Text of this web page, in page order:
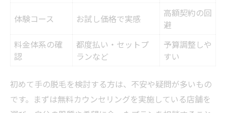
体験コース お試し価格で実感
高額契約の回
避
料金体系の確
認
都度払い・セットプ
ランなど
予算調整しや
すい
初めて手の脱毛を検討する方は、不安や疑問が多いもの
です。まずは無料カウンセリングを実施している店舗を